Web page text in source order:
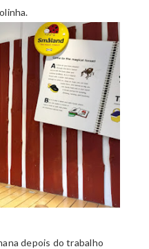
depois do trabalho